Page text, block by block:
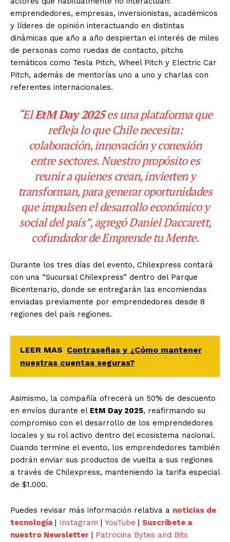
emprendedores, empresas, inversionistas, académicos
y líderes de opinión interactuando en distintas
dinámicas que año a año despiertan el interés de miles
de personas como ruedas de contacto, pitchs
temáticos como Tesla Pitch, Wheel Pitch y Electric Car
Pitch, además de mentorías uno a uno y charlas con
referentes internacionales.
“ElEtM Day 2025es una plataforma que
refleja lo que Chile necesita:
colaboración, innovación y conexión
entre sectores. Nuestro propósito es
reunir a quienes crean, invierten y
transforman, para generar oportunidades
que impulsen el desarrollo económico y
social del país”, agregó Daniel Daccarett,
cofundador de Emprende tu Mente.
Durante los tres días del evento, Chilexpress contará
con una “Sucursal Chilexpress” dentro del Parque
Bicentenario, donde se entregarán las encomiendas
enviadas previamente por emprendedores desde 8
regiones del país regiones.
LEER MAS Contraseñas y ¿Cómo mantener
nuestras cuentas seguras?
Asimismo, la compañía ofrecerá un 50% de descuento
en envíos durante el EtM Day 2025, reafirmando su
compromiso con el desarrollo de los emprendedores
locales y su rol activo dentro del ecosistema nacional.
Cuando termine el evento, los emprendedores también
podrán enviar sus productos de vuelta a sus regiones
a través de Chilexpress, manteniendo la tarifa especial
de $1.000.
Puedes revisar más información relativa a noticias de
tecnología | Instagram | YouTube | Suscríbete a
nuestro Newsletter | Patrocina Bytes and Bits